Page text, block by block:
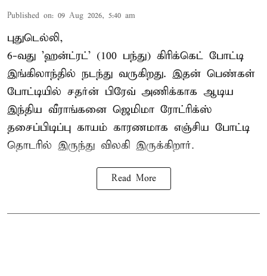
Published on: 09 Aug 2026, 5:40 am
புதுடெல்லி,
6-வது 'ஹன்ட்ரட்' (100 பந்து) கிரிக்கெட் போட்டி
இங்கிலாந்தில் நடந்து வருகிறது. இதன் பெண்கள்
போட்டியில் சதர்ன் பிரேவ் அணிக்காக ஆடிய
இந்திய வீராங்கனை ஜெமிமா ரோட்ரிக்ஸ்
தசைப்பிடிப்பு காயம் காரணமாக எஞ்சிய போட்டி
தொடரில் இருந்து விலகி இருக்கிறார்.
Read More